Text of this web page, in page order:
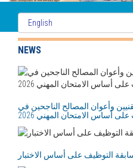
NEWS
وأعوان المصالح الناجحين في
أساس الامتحان المهني 2026
التوظيف على أساس الاختبار